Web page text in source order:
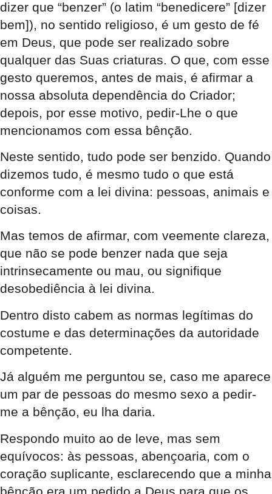
dizer que “benzer” (o latim “benedicere” [dizer
bem]), no sentido religioso, é um gesto de fé
em Deus, que pode ser realizado sobre
qualquer das Suas criaturas. O que, com esse
gesto queremos, antes de mais, é afirmar a
nossa absoluta dependência do Criador;
depois, por esse motivo, pedir-Lhe o que
mencionamos com essa bênção.
Neste sentido, tudo pode ser benzido. Quando
dizemos tudo, é mesmo tudo o que está
conforme com a lei divina: pessoas, animais e
coisas.
Mas temos de afirmar, com veemente clareza,
que não se pode benzer nada que seja
intrinsecamente ou mau, ou signifique
desobediência à lei divina.
Dentro disto cabem as normas legítimas do
costume e das determinações da autoridade
competente.
Já alguém me perguntou se, caso me aparece
um par de pessoas do mesmo sexo a pedir-
me a bênção, eu lha daria.
Respondo muito ao de leve, mas sem
equívocos: às pessoas, abençoaria, com o
coração suplicante, esclarecendo que a minha
bênção era um pedido a Deus para que os